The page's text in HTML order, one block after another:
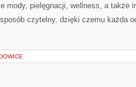
mody, pielęgnacji, wellness, a także
czytelny, dzięki czemu każda